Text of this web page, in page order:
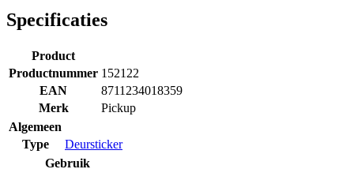
Specificaties
Product
Productnummer 152122
EAN
8711234018359
Merk
Pickup
Algemeen
Type
Deursticker
Gebruik